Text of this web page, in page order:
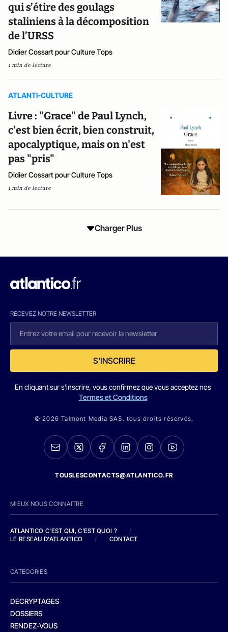
qui s’étire des goulags
staliniens à la décomposition
de l’URSS
Didier Cossart pour Culture Tops
1 min de lecture
ATLANTI-CULTURE
Livre : "Grace" de Paul Lynch,
c'est bien écrit, bien construit,
apocalyptique, mais on n'est
pas "pris"
Didier Cossart pour Culture Tops
1 min de lecture
Charger Plus
RECEVEZ NOTRE NEWSLETTER
S'INSCRIRE
En cliquant sur s'inscrire, vous confirmez que vous acceptez nos
Termes et Conditions
© 2026 Talmont Media SAS. tous droits réservés.
TOUSLESCONTACTS@ATLANTICO.FR
MIEUX NOUS CONNAITRE
ATLANTICO C'EST QUI, C'EST QUOI ?
/
LE RESEAU D'ATLANTICO
/ CONTACT
CATEGORIES
DECRYPTAGES
DOSSIERS
RENDEZ-VOUS